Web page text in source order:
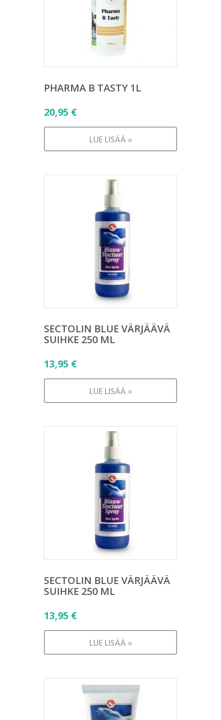
PHARMA B TASTY 1L
20,95 €
LUE LISÄÄ »
SECTOLIN BLUE VÄRJÄÄVÄ
SUIHKE 250 ML
13,95 €
LUE LISÄÄ »
SECTOLIN BLUE VÄRJÄÄVÄ
SUIHKE 250 ML
13,95 €
LUE LISÄÄ »